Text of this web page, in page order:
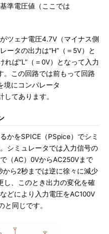
準電圧値（ここでは
ツェナ電圧4.7V（マイナス側
ータの出力は“H”（＝5V）と
ば“L”（＝0V）となって入力
。この回路では前もって回路
境にコンパレータ
してあります。
かをSPICE（PSpice）でシミ
シミュレータでは入力信号の
（AC）0VからAC250Vまで
から2秒までは逆に徐々に減少
し、このとき出力の変化を確
どにより入力電圧をAC100V
と同じです。